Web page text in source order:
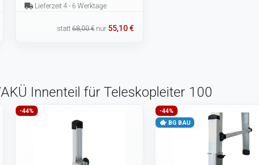
Lieferzeit 4 - 6 Werktage
statt68,00 € nur 55,10 €
Innenteil für Teleskopleiter 100
-44%
-44%
BG BAU